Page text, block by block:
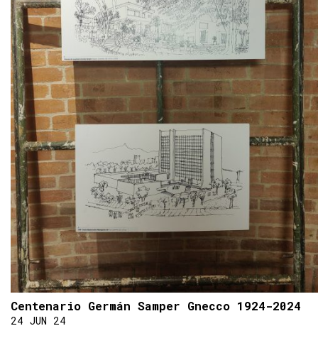
Centenario Germán Samper Gnecco 1924-2024
24 JUN 24